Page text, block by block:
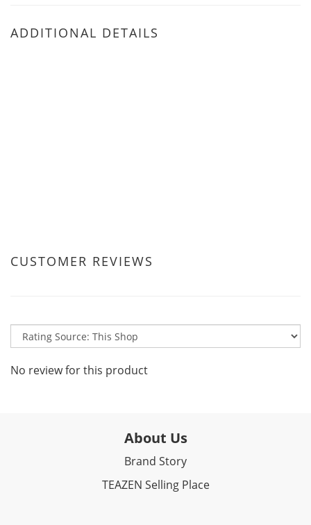
ADDITIONAL DETAILS
CUSTOMER REVIEWS
No review for this product
About Us
Brand Story
TEAZEN Selling Place